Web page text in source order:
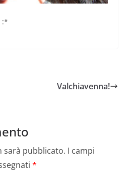
:*
Valchiavenna!
sarà pubblicato. I campi
*